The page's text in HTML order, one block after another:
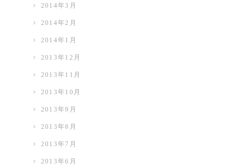
2014年3月
2014年2月
2014年1月
2013年12月
2013年11月
2013年10月
2013年9月
2013年8月
2013年7月
2013年6月